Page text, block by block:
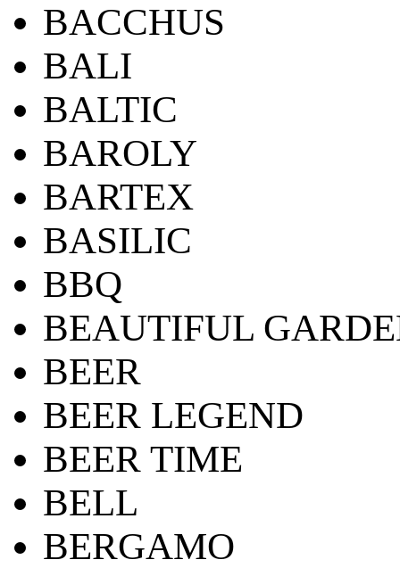
BACCHUS
BALI
BALTIC
BAROLY
BARTEX
BASILIC
BBQ
BEAUTIFUL
BEER
BEER LEGEND
BEER TIME
BELL
BERGAMO